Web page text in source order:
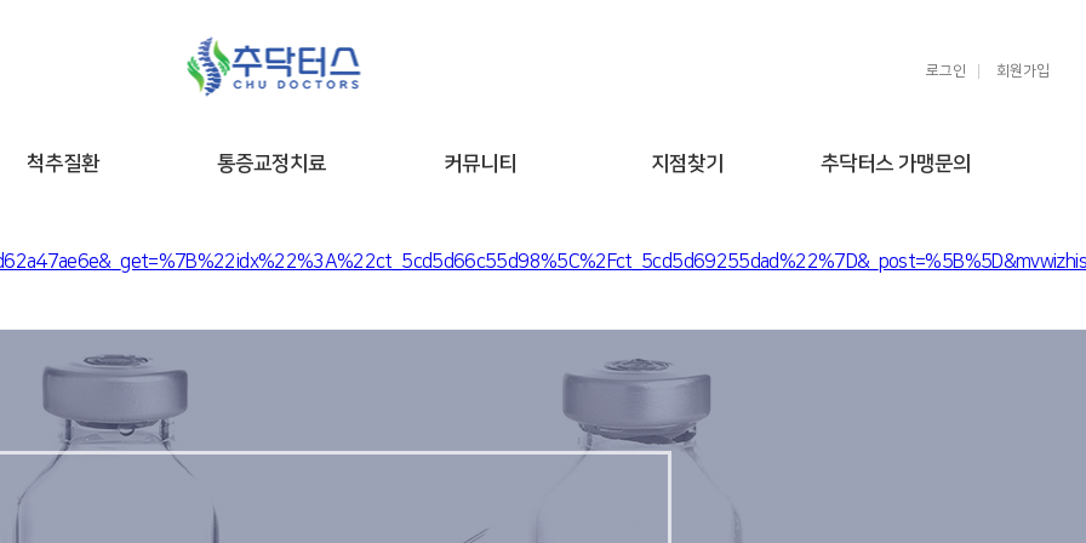
로그인 회원가입
척추질환 통증교정치료 커뮤니티 지점찾기 추닥터스 가맹문의